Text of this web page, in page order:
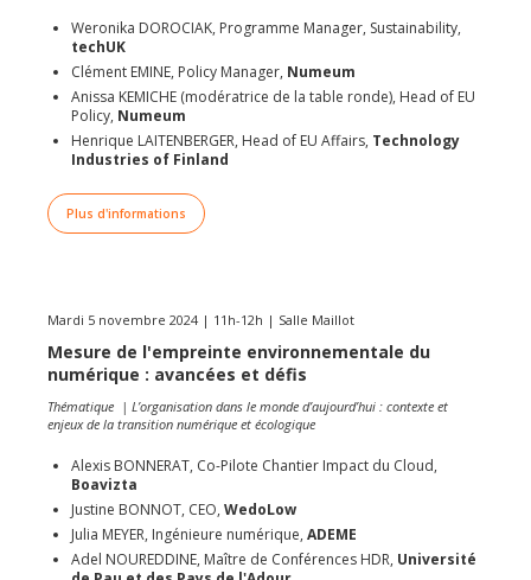
Weronika DOROCIAK, Programme Manager, Sustainability,
techUK
Clément EMINE, Policy Manager, Numeum
Anissa KEMICHE (modératrice de la table ronde), Head of EU
Policy, Numeum
Henrique LAITENBERGER, Head of EU Affairs, Technology
Industries of Finland
Plus d'informations
Mardi 5 novembre 2024 | 11h-12h | Salle Maillot
Mesure de l'empreinte environnementale du
numérique : avancées et défis
Thématique | L’organisation dans le monde d’aujourd’hui : contexte et
enjeux de la transition numérique et écologique
Alexis BONNERAT, Co-Pilote Chantier Impact du Cloud,
Boavizta
Justine BONNOT, CEO, WedoLow
Julia MEYER, Ingénieure numérique, ADEME
Adel NOUREDDINE, Maître de Conférences HDR, Université